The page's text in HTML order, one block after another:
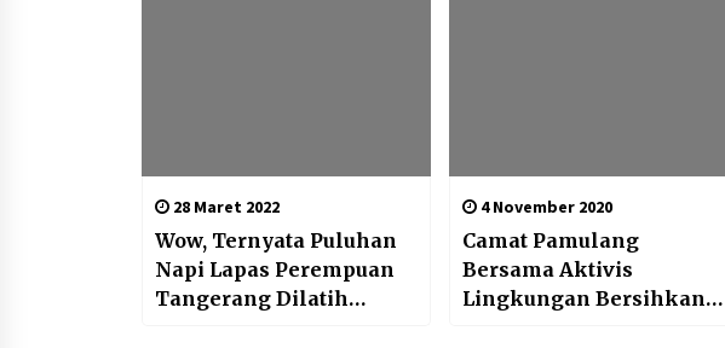
28 Maret 2022
Wow, Ternyata Puluhan
Napi Lapas Perempuan
Tangerang Dilatih
4 November 2020
Camat Pamulang
Bersama Aktivis
Lingkungan Bersihkan